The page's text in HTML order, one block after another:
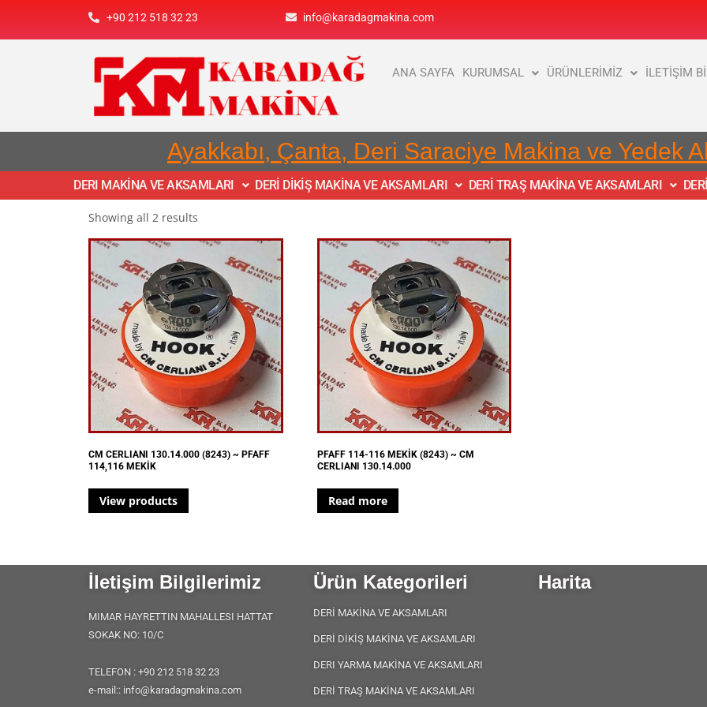
+90 212 518 32 23 info@karadagmakina.com
ANA SAYFA KURUMSAL ÜRÜNLERİMİZ İLETİŞİM
Ayakkabı, Çanta, Deri Saraciye Makina ve Yedek
DERI MAKİNA VE AKSAMLARI DERİ DİKİŞ MAKİNA VE AKSAMLARI DERİ TRAŞ MAKİNA VE AKSAMLARI
Showing all 2 results
CM CERLIANI 130.14.000 (8243) ~ PFAFF
114,116 MEKİK
View products
PFAFF 114-116 MEKİK (8243) ~ CM
CERLIANI 130.14.000
Read more
İletişim Bilgilerimiz
MIMAR HAYRETTIN MAHALLESI HATTAT
SOKAK NO: 10/C
TELEFON : +90 212 518 32 23
e-mail:: info@karadagmakina.com
Ürün Kategorileri
DERİ MAKİNA VE AKSAMLARI
DERİ DİKİŞ MAKİNA VE AKSAMLARI
DERI YARMA MAKİNA VE AKSAMLARI
DERİ TRAŞ MAKİNA VE AKSAMLARI
Harita